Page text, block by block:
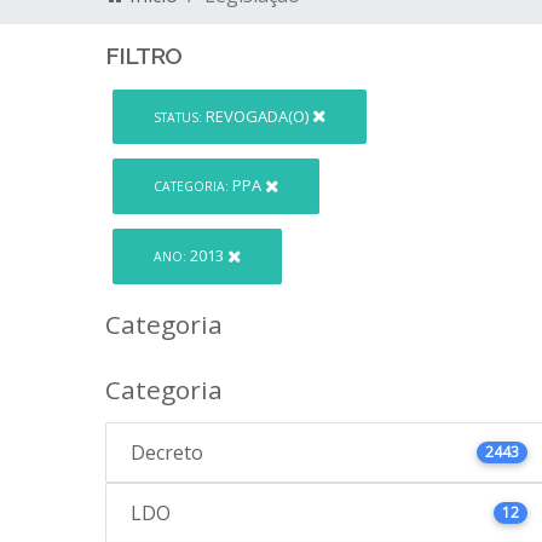
FILTRO
STATUS: REVOGADA(O)
CATEGORIA: PPA
ANO: 2013
Categoria
Categoria
Decreto 2443
LDO 12